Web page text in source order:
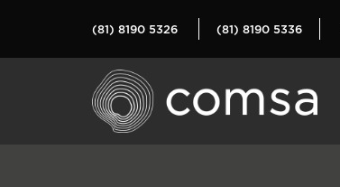
(81) 8190 5326 (81) 8190 5336